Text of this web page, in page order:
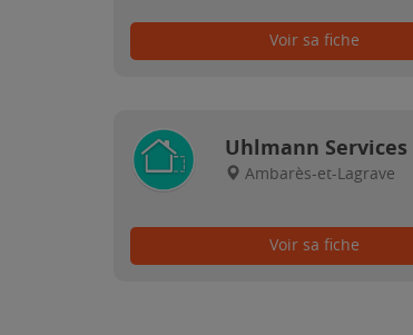
Voir sa fiche
Uhlmann Services
Ambarès-et-Lagrave
Voir sa fiche